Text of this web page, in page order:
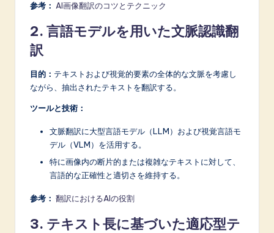
w
参考： AI画像翻訳のコツとテクニック
2. 言語モデルを用いた文脈認識翻
訳
目的： テキストおよび視覚的要素の全体的な文脈を考慮し
ながら、抽出されたテキストを翻訳する。
ツールと技術：
文脈翻訳に大型言語モデル（LLM）および視覚言語モ
デル（VLM）を活用する。
特に画像内の断片的または複雑なテキストに対して、
言語的な正確性と適切さを維持する。
参考： 翻訳におけるAIの役割
3. テキスト長に基づいた適応型テ